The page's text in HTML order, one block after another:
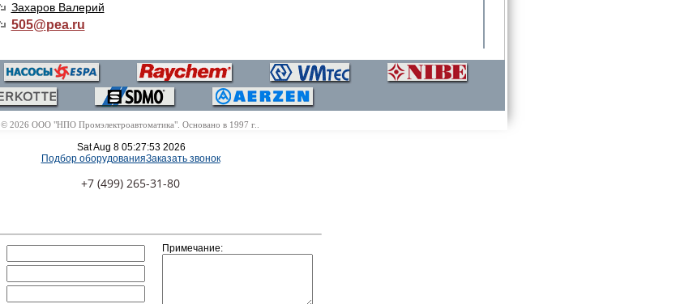
Захаров Валерий
505@pea.ru
© 2026 ООО "НПО Промэлектроавтоматика". Основано в 1997 г..
Sat Aug 8 05:27:53 2026
Подбор оборудованияЗаказать звонок
+7 (499) 265-31-80
Примечание: